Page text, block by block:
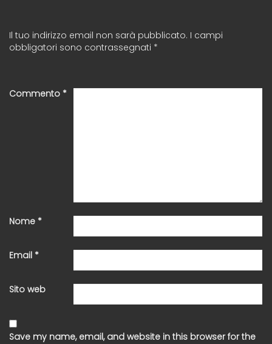
Il tuo indirizzo email non sarà pubblicato. I campi
obbligatori sono contrassegnati *
Commento *
Nome *
Email *
Sito web
Save my name, email, and website in this browser for the